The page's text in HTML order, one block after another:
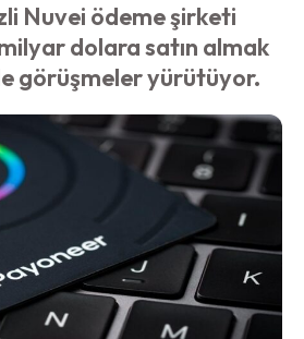
Nuvei ödeme şirketi
dolara satın almak
görüşmeler yürütüyor.